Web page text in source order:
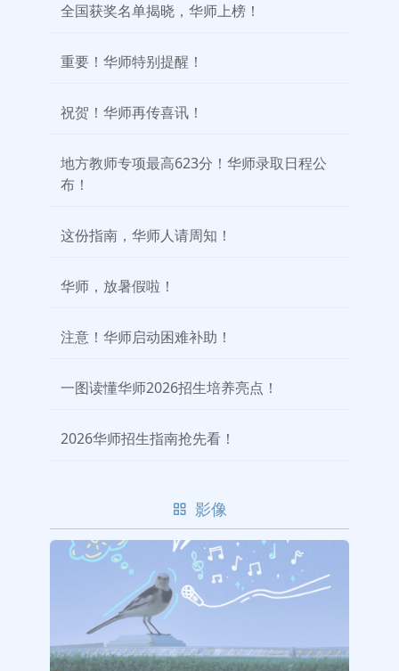
全国获奖名单揭晓，华师上榜！
重要！华师特别提醒！
祝贺！华师再传喜讯！
地方教师专项最高623分！华师录取日程公
布！
这份指南，华师人请周知！
华师，放暑假啦！
注意！华师启动困难补助！
一图读懂华师2026招生培养亮点！
2026华师招生指南抢先看！
影像